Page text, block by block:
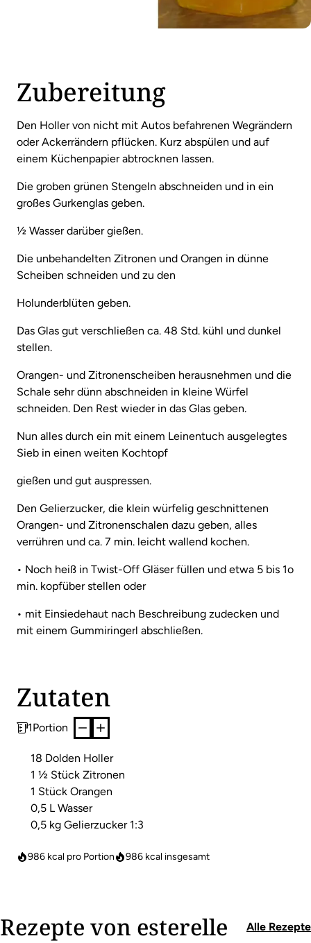
Zubereitung
Den Holler von nicht mit Autos befahrenen Wegrändern
oder Ackerrändern pflücken. Kurz abspülen und auf
einem Küchenpapier abtrocknen lassen.
Die groben grünen Stengeln abschneiden und in ein
großes Gurkenglas geben.
½ Wasser darüber gießen.
Die unbehandelten Zitronen und Orangen in dünne
Scheiben schneiden und zu den
Holunderblüten geben.
Das Glas gut verschließen ca. 48 Std. kühl und dunkel
stellen.
Orangen- und Zitronenscheiben herausnehmen und die
Schale sehr dünn abschneiden in kleine Würfel
schneiden. Den Rest wieder in das Glas geben.
Nun alles durch ein mit einem Leinentuch ausgelegtes
Sieb in einen weiten Kochtopf
gießen und gut auspressen.
Den Gelierzucker, die klein würfelig geschnittenen
Orangen- und Zitronenschalen dazu geben, alles
verrühren und ca. 7 min. leicht wallend kochen.
• Noch heiß in Twist-Off Gläser füllen und etwa 5 bis 1o
min. kopfüber stellen oder
• mit Einsiedehaut nach Beschreibung zudecken und
mit einem Gummiringerl abschließen.
Zutaten
1Portion
18 Dolden Holler
1 ½ Stück Zitronen
1 Stück Orangen
0,5 L Wasser
0,5 kg Gelierzucker 1:3
986 kcal pro Portion 986 kcal insgesamt
Rezepte von esterelle Alle Rezepte